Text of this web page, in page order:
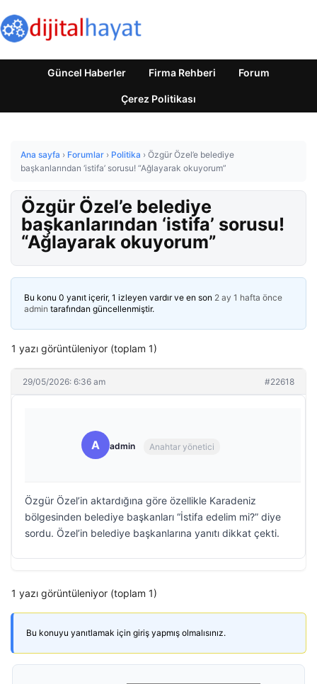
Güncel Haberler Firma Rehberi Forum
Çerez Politikası
Ana sayfa › Forumlar › Politika › Özgür Özel’e belediye
başkanlarından ‘istifa’ sorusu! “Ağlayarak okuyorum”
Özgür Özel’e belediye
başkanlarından ‘istifa’ sorusu!
“Ağlayarak okuyorum”
Bu konu 0 yanıt içerir, 1 izleyen vardır ve en son 2 ay 1 hafta önce
admin tarafından güncellenmiştir.
1 yazı görüntüleniyor (toplam 1)
29/05/2026: 6:36 am #22618
A admin Anahtar yönetici
Özgür Özel’in aktardığına göre özellikle Karadeniz
bölgesinden belediye başkanları “İstifa edelim mi?” diye
sordu. Özel’in belediye başkanlarına yanıtı dikkat çekti.
1 yazı görüntüleniyor (toplam 1)
Bu konuyu yanıtlamak için giriş yapmış olmalısınız.